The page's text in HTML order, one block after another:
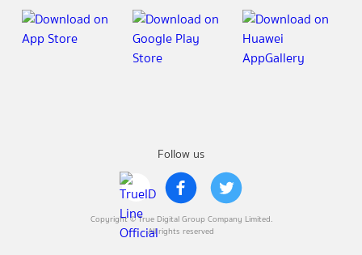
Follow us
Copyright © True Digital Group Company Limited.
All rights reserved